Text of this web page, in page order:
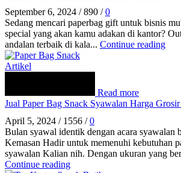
September 6, 2024 / 890 / 0
Sedang mencari paperbag gift untuk bisnis
special yang akan kamu adakan di kantor?
andalan terbaik di kala... Continue reading
Artikel
Read more
Jual Paper Bag Snack Syawalan Harga
April 5, 2024 / 1556 / 0
Bulan syawal identik dengan acara syawalan
Kemasan Hadir untuk memenuhi kebutuhan
syawalan Kalian nih. Dengan ukuran yang
Continue reading